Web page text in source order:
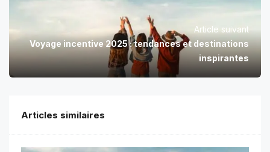
Article suivant
Voyage incentive 2025 : tendances et destinations
inspirantes
Articles similaires